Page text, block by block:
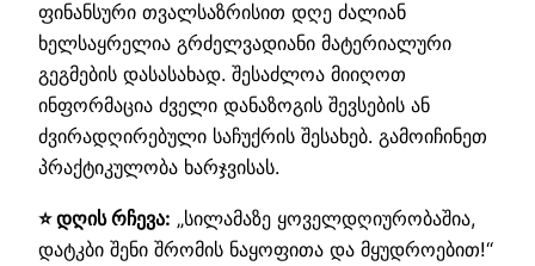
ფინანსური თვალსაზრისით დღე ძალიან
ხელსაყრელია გრძელვადიანი მატერიალური
გეგმების დასასახად. შესაძლოა მიიღოთ
ინფორმაცია ძველი დანაზოგის შევსების ან
ძვირადღირებული საჩუქრის შესახებ. გამოიჩინეთ
პრაქტიკულობა ხარჯვისას.
⭐ დღის რჩევა: „სილამაზე ყოველდღიურობაშია,
დატკბი შენი შრომის ნაყოფითა და მყუდროებით!“